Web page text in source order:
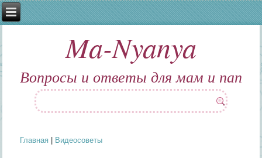
Ma-Nyanya
Вопросы и ответы для мам и пап
Вы здесь
Главная| Видеосоветы